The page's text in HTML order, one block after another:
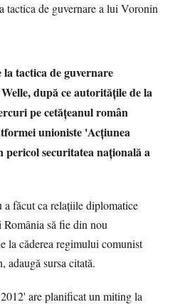
tactica de guvernare
după ce autoritățile de la
pe cetățeanul român
unioniste 'Acțiunea
pericol securitatea națională a
făcut ca relațiile diplomatice
să fie din nou
la căderea regimului comunist
sursa citată.
are planificat un miting la